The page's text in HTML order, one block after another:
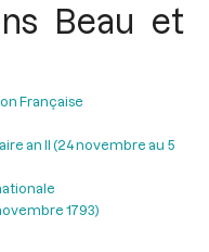
Beau et
Française
an II (24 novembre au 5
1793)